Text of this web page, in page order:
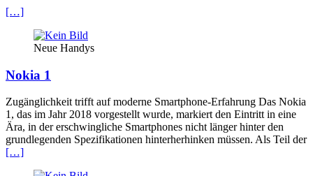
[…]
Neue Handys
Nokia 1
Zugänglichkeit trifft auf moderne Smartphone-Erfahrung Das Nokia
1, das im Jahr 2018 vorgestellt wurde, markiert den Eintritt in eine
Ära, in der erschwingliche Smartphones nicht länger hinter den
grundlegenden Spezifikationen hinterherhinken müssen. Als Teil der
[…]